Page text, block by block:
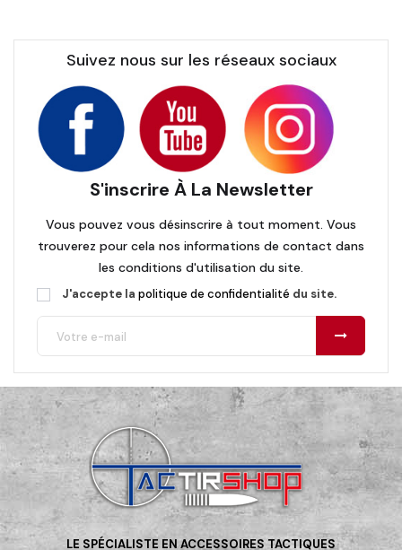
Suivez nous sur les réseaux sociaux
S'inscrire À La Newsletter
Vous pouvez vous désinscrire à tout moment. Vous
trouverez pour cela nos informations de contact dans
les conditions d'utilisation du site.
J'accepte la politique de confidentialité du site.
LE SPÉCIALISTE EN ACCESSOIRES TACTIQUES